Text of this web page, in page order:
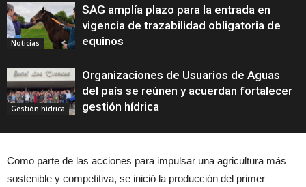
Noticias
SAG amplía plazo para la entrada en
vigencia de trazabilidad obligatoria de
equinos
Gestión hídrica
Organizaciones de Usuarios de Aguas
del país se reúnen y acuerdan fortalecer
gestión hídrica
Como parte de las acciones para impulsar una agricultura más
sostenible y competitiva, se inició la producción del primer